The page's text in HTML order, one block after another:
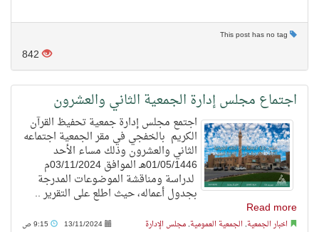
842
اجتماع مجلس إدارة الجمعية الثاني والعشرون
اجتمع مجلس إدارة جمعية تحفيظ القرآن
الكريم بالخفجي في مقر الجمعية اجتماعه
الثاني والعشرون وذلك مساء الأحد
01/05/1446هـ الموافق 03/11/2024م
لدراسة ومناقشة الموضوعات المدرجة
بجدول أعماله، حيث اطلع على التقرير ..
Read more
اخبار الجمعية, الجمعية العمومية, مجلس الإدارة 13/11/2024